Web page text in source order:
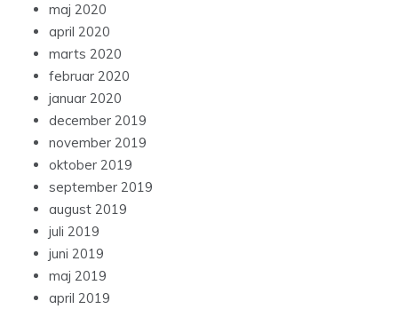
maj 2020
april 2020
marts 2020
februar 2020
januar 2020
december 2019
november 2019
oktober 2019
september 2019
august 2019
juli 2019
juni 2019
maj 2019
april 2019